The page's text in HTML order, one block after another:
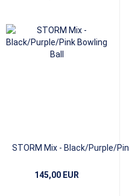
STORM Mix - Black/Purple/
145,00 EUR